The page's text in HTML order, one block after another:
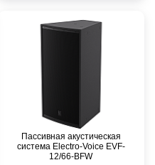
Пассивная акустическая
система Electro-Voice EVF-
12/66-BFW